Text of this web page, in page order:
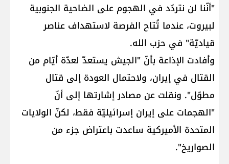
"أنّنا لن نتردّد في الهجوم على الضاحية الجنوبية
لبيروت، عندما تُتاح الفرصة لاستهداف عناصر
قياديّة" في ​حزب الله​.
وأفادت الإذاعة بأنّ "الجيش يستعدّ لعدّة أيّام من
القتال في إيران، ولاحتمال العودة إلى قتال
مطوّل". ونقلت عن مصادر إشارتها إلى أنّ
"الهجمات على إيران إسرائيليّة فقط، لكنّ الولايات
المتحدة الأميركية ساعدت باعتراض جزء من
الصواريخ".